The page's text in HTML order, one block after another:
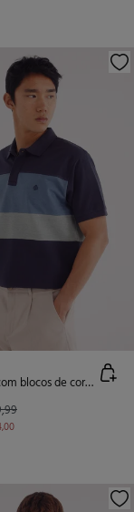
Polo piqué com blocos de cores de regular fit